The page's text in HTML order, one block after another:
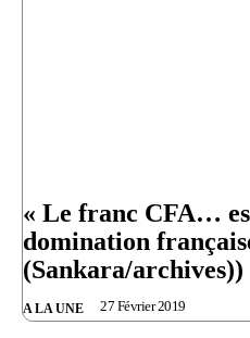
« Le franc CFA…
domination
(Sankara/archives))
A LA UNE 27 Février 2019